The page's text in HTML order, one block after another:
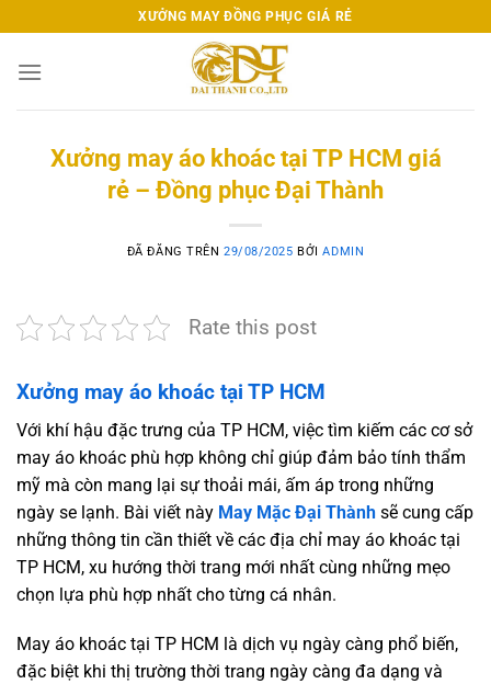
đến
nội
XƯỞNG MAY ĐỒNG PHỤC GIÁ RẺ
Xưởng may áo khoác tại TP HCM giá
rẻ – Đồng phục Đại Thành
ĐÃ ĐĂNG TRÊN29/08/2025 BỞIADMIN
Rate this post
Xưởng may áo khoác tại TP HCM
Với khí hậu đặc trưng của TP HCM, việc tìm kiếm các cơ sở
may áo khoác phù hợp không chỉ giúp đảm bảo tính thẩm
mỹ mà còn mang lại sự thoải mái, ấm áp trong những
ngày se lạnh. Bài viết này May Mặc Đại Thành sẽ cung cấp
những thông tin cần thiết về các địa chỉ may áo khoác tại
TP HCM, xu hướng thời trang mới nhất cùng những mẹo
chọn lựa phù hợp nhất cho từng cá nhân.
May áo khoác tại TP HCM là dịch vụ ngày càng phổ biến,
đặc biệt khi thị trường thời trang ngày càng đa dạng và